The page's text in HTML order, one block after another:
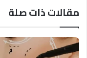
مقالات ذات صلة